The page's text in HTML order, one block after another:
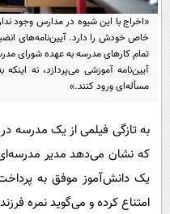
مجله
«اخراج با این شیوه در مدارس وجود
خاص خودش را دارد. آیین‌نامه‌های
تمام کار‌های مدرسه به عهده شورای
آیین‌نامه آموزشی می‌پردازد، نه
مسأله‌ای ورود کنند.»
به تازگی فیلمی از یک مدرسه
که نشان می‌دهد مدیر مدرسه‌ای
یک دانش‌آموز موفق به
امتناع کرده و می‌گوید نمره فرزند شما ۲